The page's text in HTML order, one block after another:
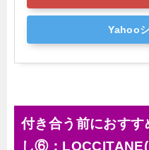
Yahoo
付き合う前におす
し⑥：LOCCITANE(